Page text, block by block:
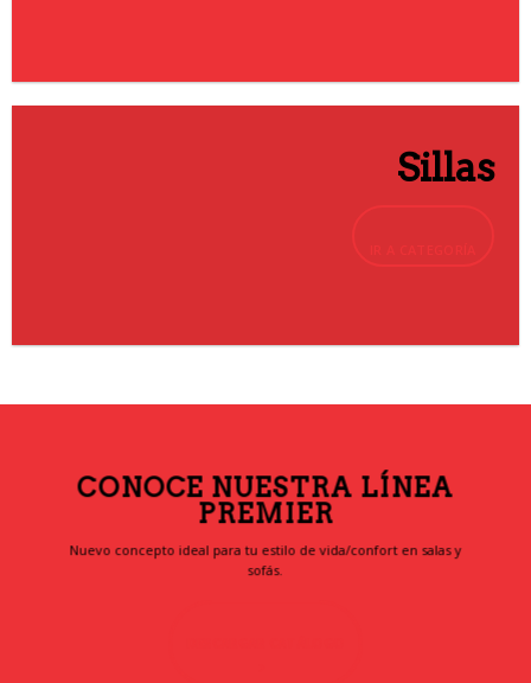
Sillas
CONOCE NUESTRA LÍNEA
PREMIER
Nuevo concepto ideal para tu estilo de vida/confort en salas y
sofás.